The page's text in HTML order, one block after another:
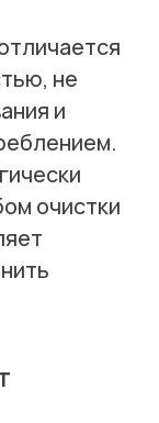
не
и
очистки